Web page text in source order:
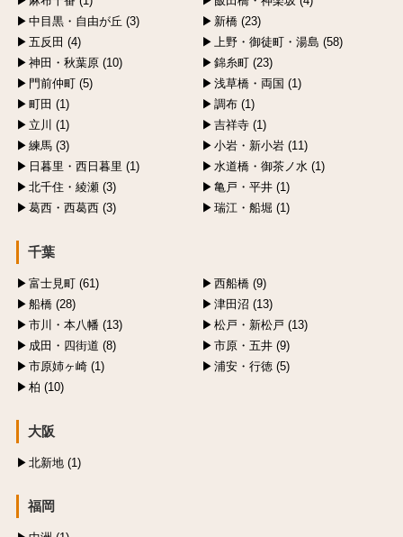
中目黒・自由が丘 (3)
新橋 (23)
五反田 (4)
上野・御徒町・湯島 (58)
神田・秋葉原 (10)
錦糸町 (23)
門前仲町 (5)
浅草橋・両国 (1)
町田 (1)
調布 (1)
立川 (1)
吉祥寺 (1)
練馬 (3)
小岩・新小岩 (11)
日暮里・西日暮里 (1)
水道橋・御茶ノ水 (1)
北千住・綾瀬 (3)
亀戸・平井 (1)
葛西・西葛西 (3)
瑞江・船堀 (1)
千葉
富士見町 (61)
西船橋 (9)
船橋 (28)
津田沼 (13)
市川・本八幡 (13)
松戸・新松戸 (13)
成田・四街道 (8)
市原・五井 (9)
市原姉ヶ崎 (1)
浦安・行徳 (5)
柏 (10)
大阪
北新地 (1)
福岡